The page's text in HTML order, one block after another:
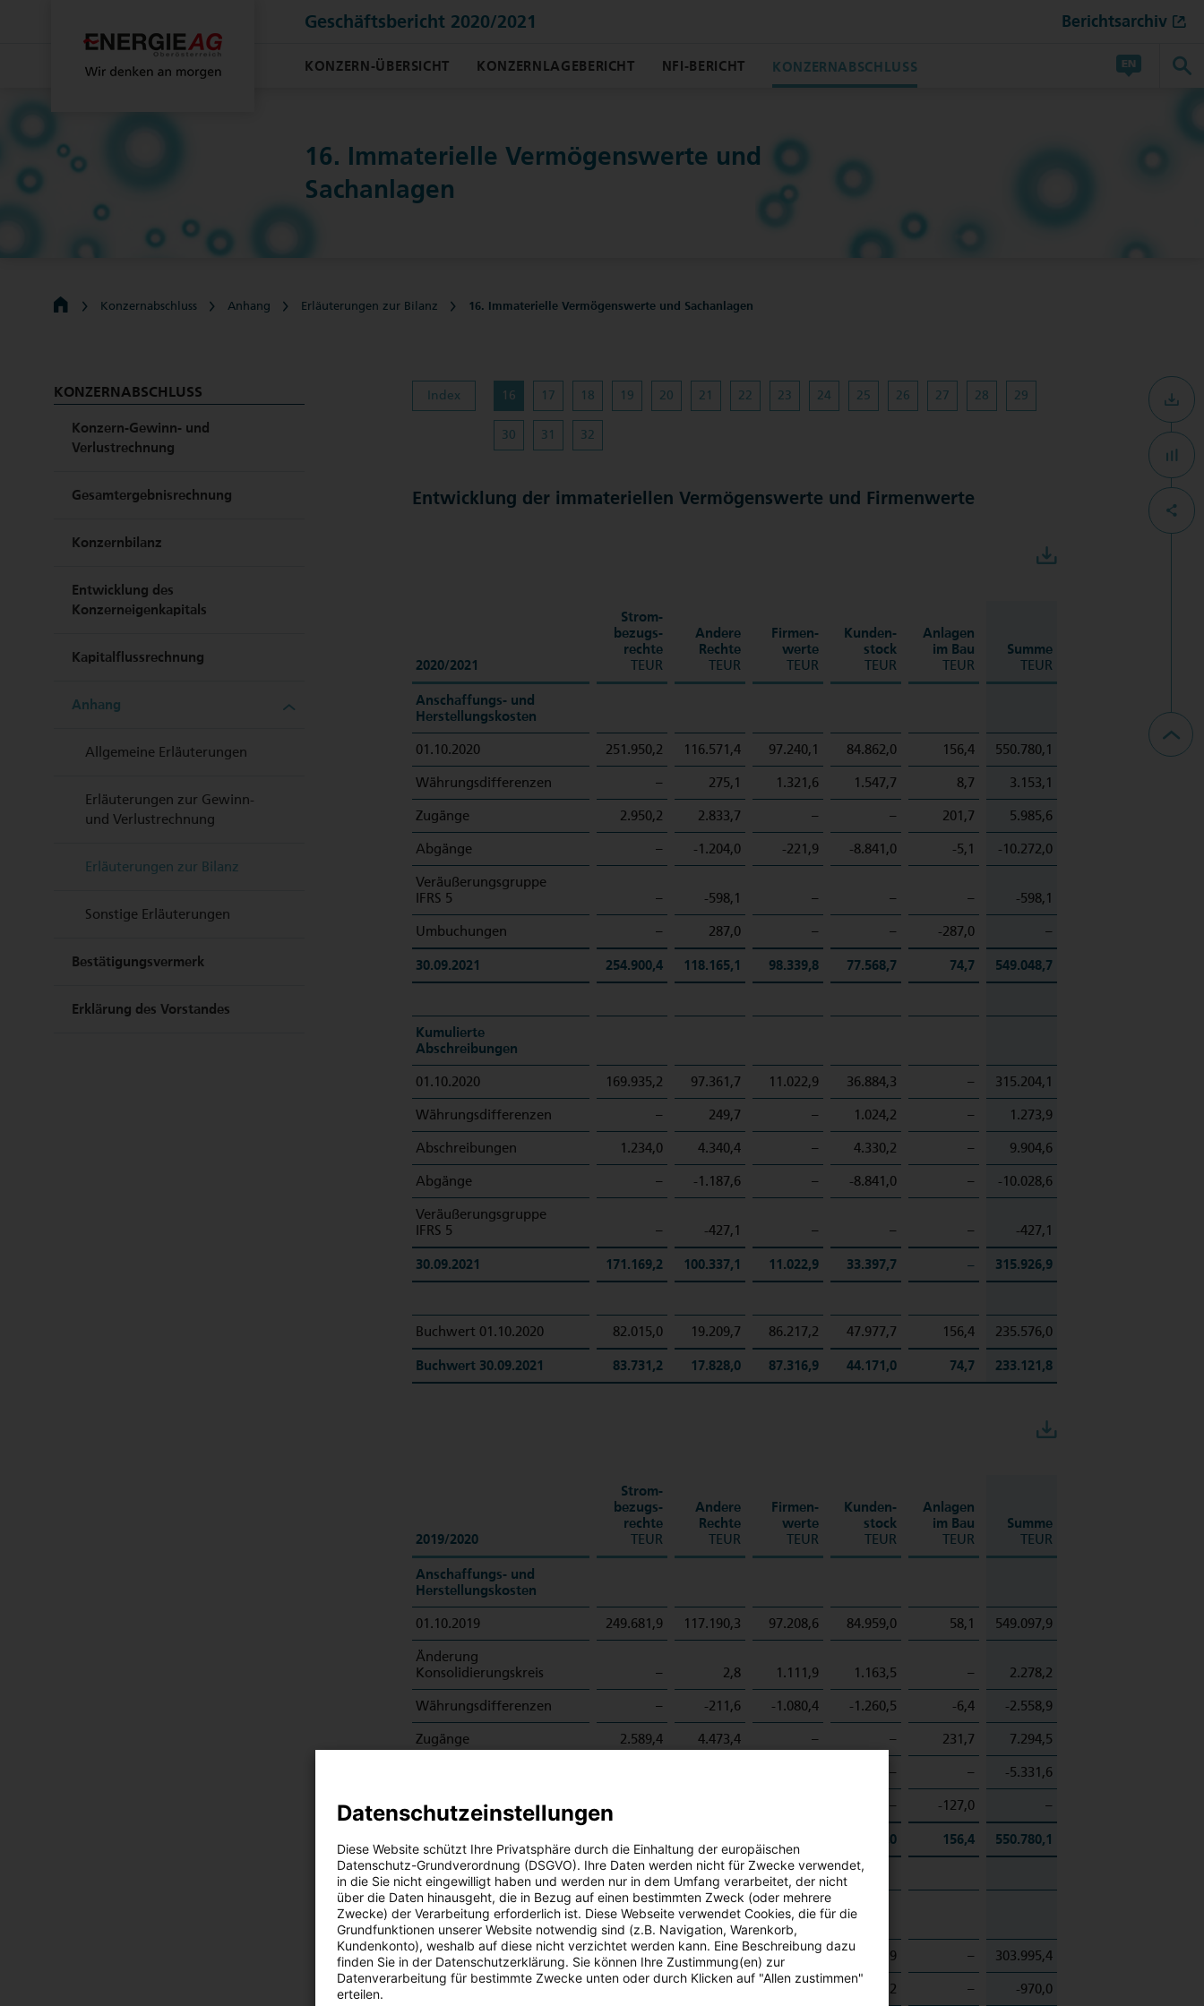
Geschäftsbericht 2020/2021 Berichtsarchiv
KONZERN-ÜBERSICHT KONZERNLAGEBERICHT NFI-BERICHT KONZERNABSCHLUSS
16. Immaterielle Vermögens­werte und
Sach­anlagen
Konzernabschluss Anhang Erläuterungen zur Bilanz 16. Immaterielle Vermögenswerte und Sachanlagen
KONZERNABSCHLUSS
Konzern-Gewinn- und
Verlustrechnung
Gesamtergebnisrechnung
Konzernbilanz
Entwicklung des
Konzerneigenkapitals
Kapitalflussrechnung
Anhang
Allgemeine Erläuterungen
Erläuterungen zur Gewinn-
und Verlustrechnung
Erläuterungen zur Bilanz
Sonstige Erläuterungen
Bestätigungsvermerk
Erklärung des Vorstandes
Index 16 17 18 19 20 21 22 23 24 25 26 27 28 29
30 31 32
Entwicklung der immateriellen Vermögenswerte und Firmenwerte
2020/2021
Strom­
bezugs­
rechte
TEUR
Andere
Rechte
TEUR
Firmen­
werte
TEUR
Kunden­
stock
TEUR
Anlagen
im Bau
TEUR
Summe
TEUR
Anschaffungs- und
Herstellungskosten
01.10.2020 251.950,2 116.571,4 97.240,1 84.862,0 156,4 550.780,1
Währungsdifferenzen – 275,1 1.321,6 1.547,7 8,7 3.153,1
Zugänge 2.950,2 2.833,7 – – 201,7 5.985,6
Abgänge – -1.204,0 -221,9 -8.841,0 -5,1 -10.272,0
Veräußerungsgruppe
IFRS 5
– -598,1 – – – -598,1
Umbuchungen – 287,0 – – -287,0 –
30.09.2021 254.900,4 118.165,1 98.339,8 77.568,7 74,7 549.048,7
Kumulierte
Abschreibungen
01.10.2020 169.935,2 97.361,7 11.022,9 36.884,3 – 315.204,1
Währungsdifferenzen – 249,7 – 1.024,2 – 1.273,9
Abschreibungen 1.234,0 4.340,4 – 4.330,2 – 9.904,6
Abgänge – -1.187,6 – -8.841,0 – -10.028,6
Veräußerungsgruppe
IFRS 5
– -427,1 – – – -427,1
30.09.2021 171.169,2 100.337,1 11.022,9 33.397,7 – 315.926,9
Buchwert 01.10.2020 82.015,0 19.209,7 86.217,2 47.977,7 156,4 235.576,0
Buchwert 30.09.2021 83.731,2 17.828,0 87.316,9 44.171,0 74,7 233.121,8
2019/2020
Strom­
bezugs­
rechte
TEUR
Andere
Rechte
TEUR
Firmen­
werte
TEUR
Kunden­
stock
TEUR
Anlagen
im Bau
TEUR
Summe
TEUR
Anschaffungs- und
Herstellungskosten
01.10.2019 249.681,9 117.190,3 97.208,6 84.959,0 58,1 549.097,9
Änderung
Konsolidierungskreis
– 2,8 1.111,9 1.163,5 – 2.278,2
Währungsdifferenzen – -211,6 -1.080,4 -1.260,5 -6,4 -2.558,9
Zugänge 2.589,4 4.473,4 – – 231,7 7.294,5
– – -5.331,6
Umbuchungen – -127,0 –
84.862,0 156,4 550.780,1
Kumulierte
Abschreibungen
01.10.2019 168.778,6 91.090,0 11.022,9 33.103,9 – 303.995,4
Währungsdifferenzen -192,8 – -777,2 – -970,0
Datenschutzeinstellungen
Diese Website schützt Ihre Privatsphäre durch die Einhaltung der europäischen
Datenschutz-Grundverordnung (DSGVO). Ihre Daten werden nicht für Zwecke verwendet,
in die Sie nicht eingewilligt haben und werden nur in dem Umfang verarbeitet, der nicht
über die Daten hinausgeht, die in Bezug auf einen bestimmten Zweck (oder mehrere
Zwecke) der Verarbeitung erforderlich ist. Diese Webseite verwendet Cookies, die für die
Grundfunktionen unserer Website notwendig sind (z.B. Navigation, Warenkorb,
Kundenkonto), weshalb auf diese nicht verzichtet werden kann. Eine Beschreibung dazu
finden Sie in der Datenschutzerklärung. Sie können Ihre Zustimmung(en) zur
Datenverarbeitung für bestimmte Zwecke unten oder durch Klicken auf "Allen zustimmen"
erteilen.